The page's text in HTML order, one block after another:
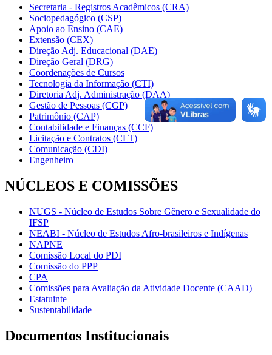
Secretaria - Registros Acadêmicos (CRA)
Sociopedagógico (CSP)
Apoio ao Ensino (CAE)
Extensão (CEX)
Direção Adj. Educacional (DAE)
Direção Geral (DRG)
Coordenações de Cursos
Tecnologia da Informação (CTI)
Diretoria Adj. Administração (DAA)
Gestão de Pessoas (CGP)
Patrimônio (CAP)
Contabilidade e Finanças (CCF)
Licitação e Contratos (CLT)
Comunicação (CDI)
Engenheiro
NÚCLEOS E COMISSÕES
NUGS - Núcleo de Estudos Sobre Gênero e Sexualidade do
IFSP
NEABI - Núcleo de Estudos Afro-brasileiros e Indígenas
NAPNE
Comissão Local do PDI
Comissão do PPP
CPA
Comissões para Avaliação da Atividade Docente (CAAD)
Estatuinte
Sustentabilidade
Documentos Institucionais